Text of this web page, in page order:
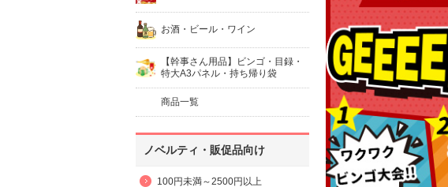
お酒・ビール・ワイン
【幹事さん用品】ビンゴ・目録・
特大A3パネル・持ち帰り袋
商品一覧
ノベルティ・販促品向け
100円未満～2500円以上